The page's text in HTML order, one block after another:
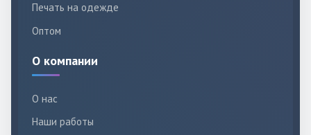
Печать на одежде
Оптом
О компании
О нас
Наши работы